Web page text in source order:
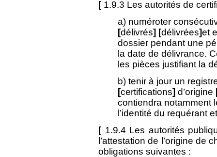
[ 1.9.3 Les autorités de
a) numéroter
[délivrés] [délivrées]et
dossier pendant une
la date de délivrance.
les pièces justifiant la
b) tenir à jour un
[certifications] d’origine
contiendra notamment
l’identité du requérant
[ 1.9.4 Les autorités
l’attestation de l’origine de
obligations suivantes :